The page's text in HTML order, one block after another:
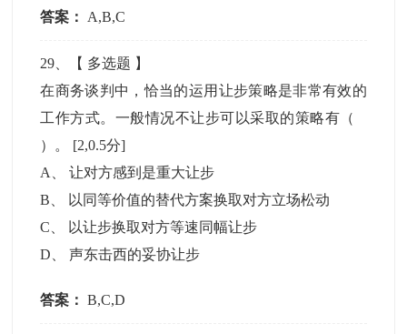
答案： A,B,C
29 、【 多选题 】
在商务谈判中，恰当的运用让步策略是非常有效的
工作方式。一般情况不让步可以采取的策略有（
）。 [2,0.5分]
A
、让对方感到是重大让步
B
以同等价值的替代方案换取对方立场松动
C
以让步换取对方等速同幅让步
D 、声东击西的妥协让步
答案： B,C,D